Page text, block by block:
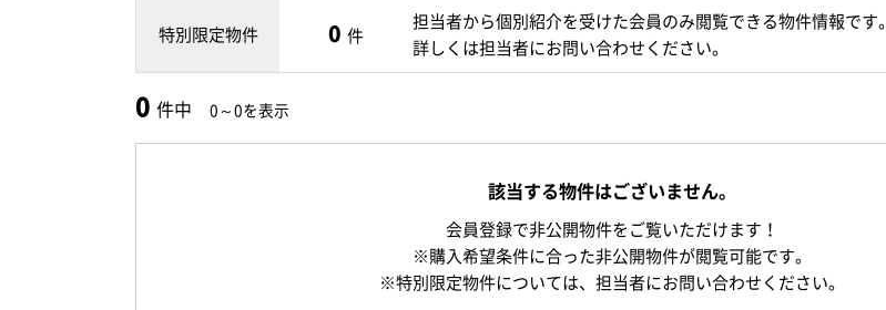
特別限定物件 0 件
担当者から個別紹介を受けた会員のみ閲覧できる物件情報です。
詳しくは担当者にお問い合わせください。
0 件中 0～0を表示
該当する物件はございません。
会員登録で非公開物件をご覧いただけます！
※購入希望条件に合った非公開物件が閲覧可能です。
※特別限定物件については、担当者にお問い合わせください。